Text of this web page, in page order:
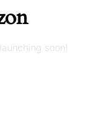
soon!